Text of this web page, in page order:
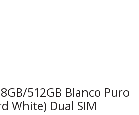
8GB/512GB Blanco Puro
White) Dual SIM